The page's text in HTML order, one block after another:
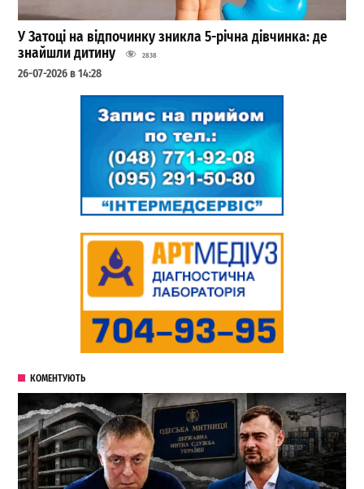
У Затоці на відпочинку зникла 5-річна дівчинка: де
знайшли дитину
2838
26-07-2026 в 14:28
КОМЕНТУЮТЬ